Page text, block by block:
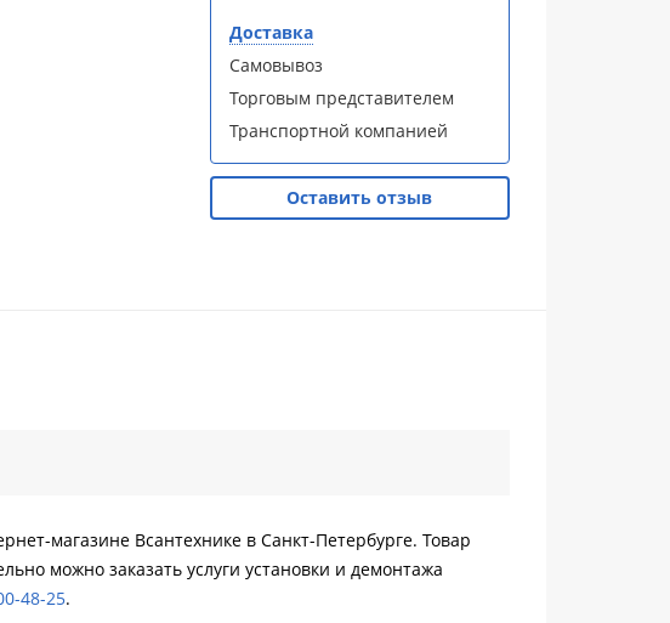
Доставка
Самовывоз
Торговым представителем
Транспортной компанией
Оставить отзыв
магазине Всантехнике в Санкт-Петербурге. Товар
можно заказать услуги установки и демонтажа
48-25.